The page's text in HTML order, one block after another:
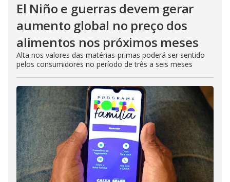
El Niño e guerras devem gerar
aumento global no preço dos
alimentos nos próximos meses
Alta nos valores das matérias-primas poderá ser sentido
pelos consumidores no período de três a seis meses